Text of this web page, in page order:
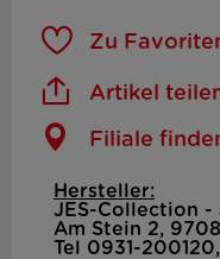
Zu
Artikel
Filiale
Hersteller:
JES-Collection -
Am Stein 2,
Tel 0931-